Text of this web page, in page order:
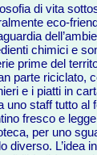
di vita
eco-
chimici e
prime del
parte riciclato,
e i piatti in
uno staff tutto al
fresco e
per uno
diverso. L’idea